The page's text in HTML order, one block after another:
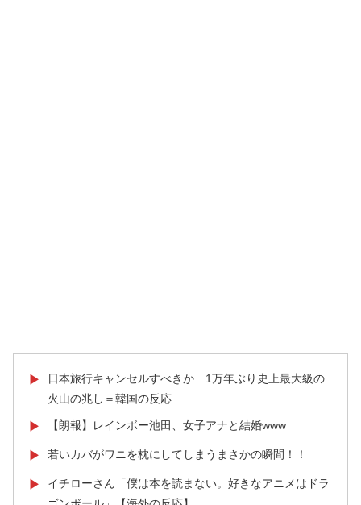
▶
日本旅行キャンセルすべきか…1万年ぶり史上最大級の
火山の兆し＝韓国の反応
▶ 【朗報】レインボー池田、女子アナと結婚www
▶ 若いカバがワニを枕にしてしまうまさかの瞬間！！
▶
イチローさん「僕は本を読まない。好きなアニメはドラ